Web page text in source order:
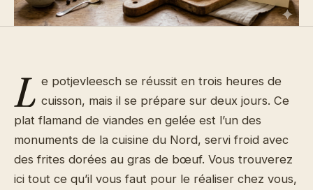
L e potjevleesch se réussit en trois heures de
cuisson, mais il se prépare sur deux jours. Ce
plat flamand de viandes en gelée est l’un des
monuments de la cuisine du Nord, servi froid avec
des frites dorées au gras de bœuf. Vous trouverez
ici tout ce qu’il vous faut pour le réaliser chez vous,